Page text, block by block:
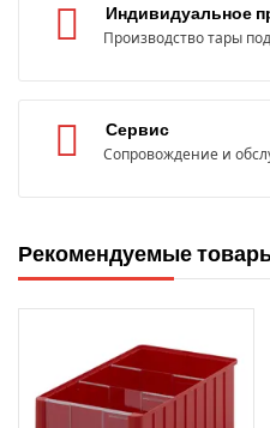
Индивидуальное
Производство тары
Сервис
Сопровождение и
Рекомендуемые